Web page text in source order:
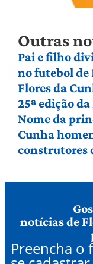
Outras
Pai e filho
no futebol de
Flores da
25ª edição
Nome da
Cunha
construtores
notícias de
Preencha